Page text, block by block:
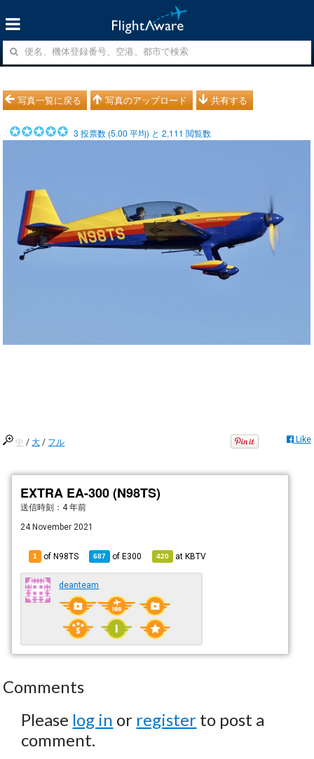
写真一覧に戻る 写真のアップロード 共有する
3 投票数 (5.00 平均) と2,111 閲覧数
中 /大 / フル Like
EXTRA EA-300 (N98TS)
送信時刻： 4 年前
24 November 2021
1 of N98TS 687 ofE300 420 atKBTV
deanteam
Comments
Please log in or register to post a
comment.